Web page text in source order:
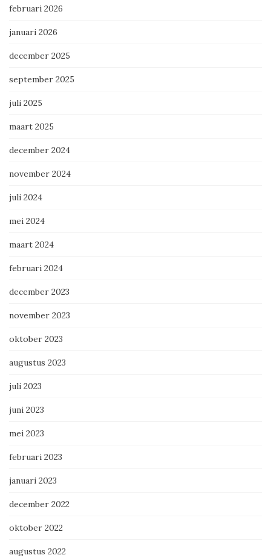
februari 2026
januari 2026
december 2025
september 2025
juli 2025
maart 2025
december 2024
november 2024
juli 2024
mei 2024
maart 2024
februari 2024
december 2023
november 2023
oktober 2023
augustus 2023
juli 2023
juni 2023
mei 2023
februari 2023
januari 2023
december 2022
oktober 2022
augustus 2022